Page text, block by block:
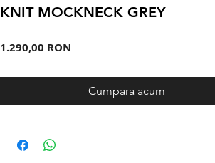
KNIT MOCKNECK GREY
1.290,00 RON
Cumpara acum